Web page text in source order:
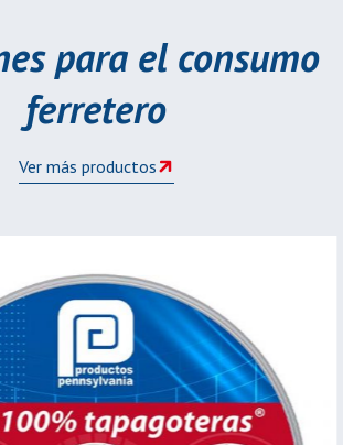
para el consumo
ferretero
Ver más productos